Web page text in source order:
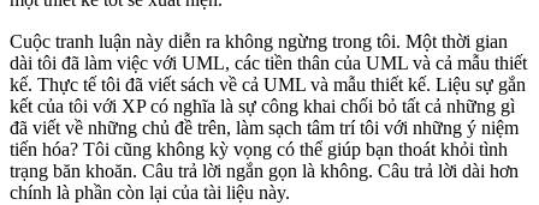
Cuộc tranh luận này diễn ra không ngừng trong tôi. Một thời gian
dài tôi đã làm việc với UML, các tiền thân của UML và cả mẫu thiết
kế. Thực tế tôi đã viết sách về cả UML và mẫu thiết kế. Liệu sự gắn
kết của tôi với XP có nghĩa là sự công khai chối bỏ tất cả những gì
đã viết về những chủ đề trên, làm sạch tâm trí tôi với những ý niệm
tiến hóa? Tôi cũng không kỳ vọng có thể giúp bạn thoát khỏi tình
trạng băn khoăn. Câu trả lời ngắn gọn là không. Câu trả lời dài hơn
chính là phần còn lại của tài liệu này.